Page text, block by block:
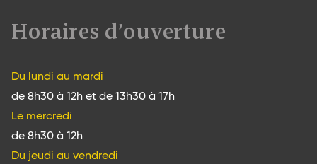
Horaires d’ouverture
Du lundi au mardi
de 8h30 à 12h et de 13h30 à 17h
Le mercredi
de 8h30 à 12h
Du jeudi au vendredi